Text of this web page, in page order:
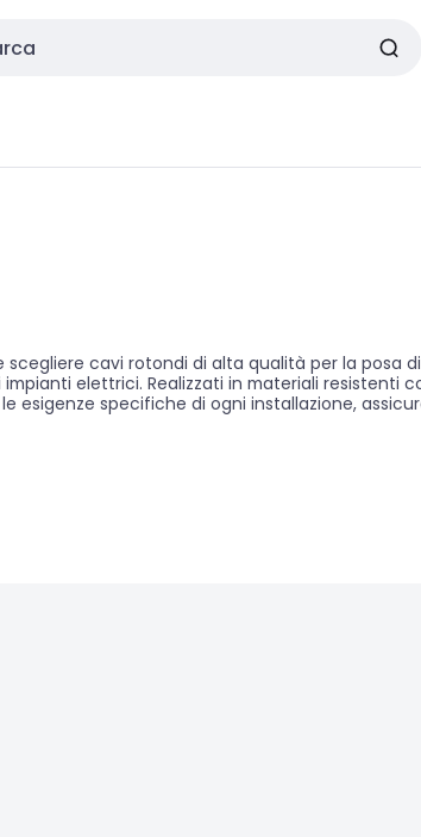
cavi rotondi di alta qualità per la posa
elettrici. Realizzati in materiali resistenti
esigenze specifiche di ogni installazione,